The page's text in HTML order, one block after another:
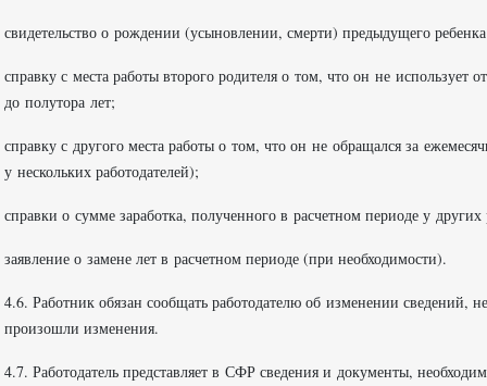
свидетельство о рождении (усыновлении, смерти) предыдущего
справку с места работы второго родителя о том, что он не использует
до полутора лет;
справку с другого места работы о том, что он не обращался за
у нескольких работодателей);
справки о сумме заработка, полученного в расчетном периоде у
заявление о замене лет в расчетном периоде (при необходимости).
4.6. Работник обязан сообщать работодателю об изменении сведений,
произошли изменения.
4.7. Работодатель представляет в СФР сведения и документы,